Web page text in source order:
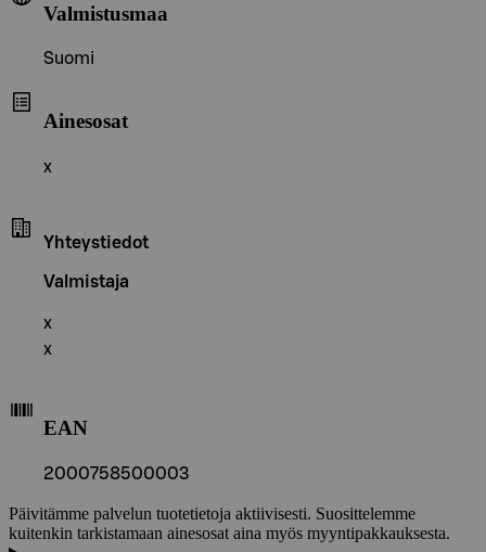
Valmistusmaa
Suomi
Ainesosat
x
Yhteystiedot
Valmistaja
x
x
EAN
2000758500003
Päivitämme palvelun tuotetietoja aktiivisesti. Suosittelemme
kuitenkin tarkistamaan ainesosat aina myös myyntipakkauksesta.